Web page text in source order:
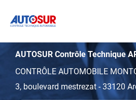
AUTOSUR Contrôle Technique
CONTRÔLE AUTOMOBILE
3, boulevard mestrezat -33120